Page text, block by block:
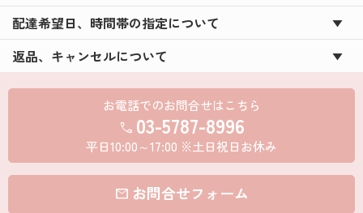
配達希望日、時間帯の指定について
返品、キャンセルについて
お電話でのお問合せはこちら
call 03-5787-8996
平日10:00～17:00 ※土日祝日お休み
mail お問合せフォーム